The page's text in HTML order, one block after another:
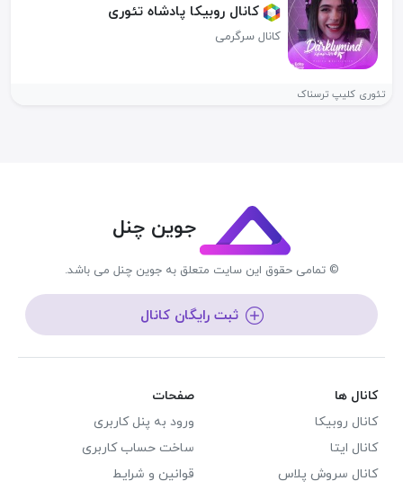
کانال روبیکا پادشاه تئوری
کانال سرگرمی
تئوری کلیپ ترسناک
جوین چنل
© تمامی حقوق این سایت متعلق به جوین چنل می باشد.
ثبت رایگان کانال
کانال ها
کانال روبیکا
کانال ایتا
کانال سروش پلاس
صفحات
ورود به پنل کاربری
ساخت حساب کاربری
قوانین و شرایط